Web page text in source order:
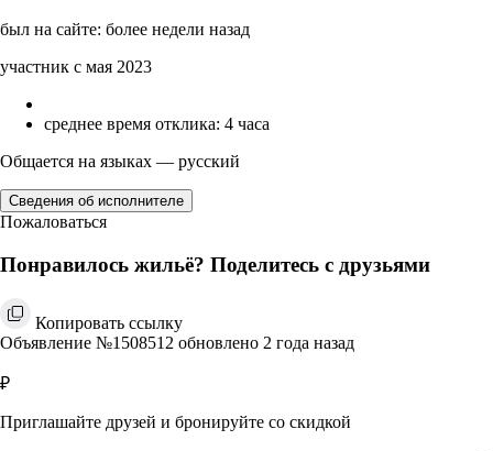
был на сайте: более недели назад
участник с мая 2023
среднее время отклика: 4 часа
Общается на языках — русский
Сведения об исполнителе
Пожаловаться
Понравилось жильё? Поделитесь с друзьями
Копировать ссылку
Объявление №1508512 обновлено 2 года назад
₽
Приглашайте друзей и бронируйте со скидкой